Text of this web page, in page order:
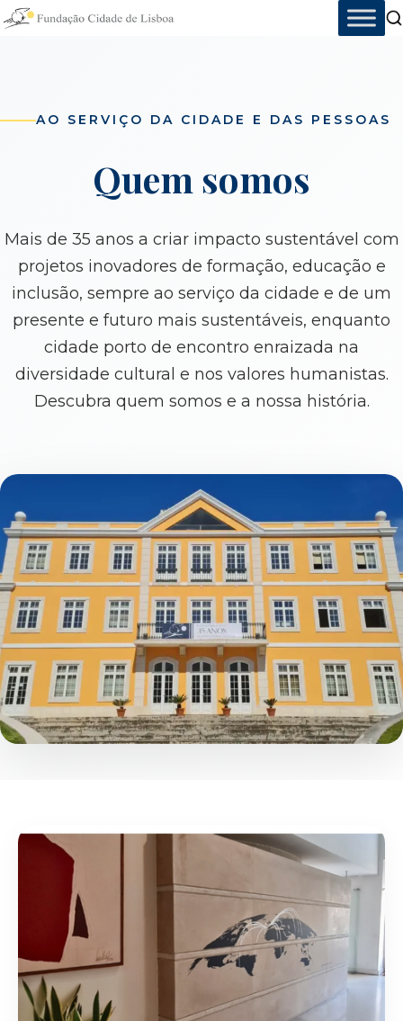
Skip
AO SERVIÇO DA CIDADE E DAS PESSOAS
Quem somos
Mais de 35 anos a criar impacto sustentável com
projetos inovadores de formação, educação e
inclusão, sempre ao serviço da cidade e de um
presente e futuro mais sustentáveis, enquanto
cidade porto de encontro enraizada na
diversidade cultural e nos valores humanistas.
Descubra quem somos e a nossa história.